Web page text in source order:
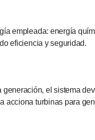
empleada: energía
eficiencia y seguridad.
el sistema
acciona turbinas para